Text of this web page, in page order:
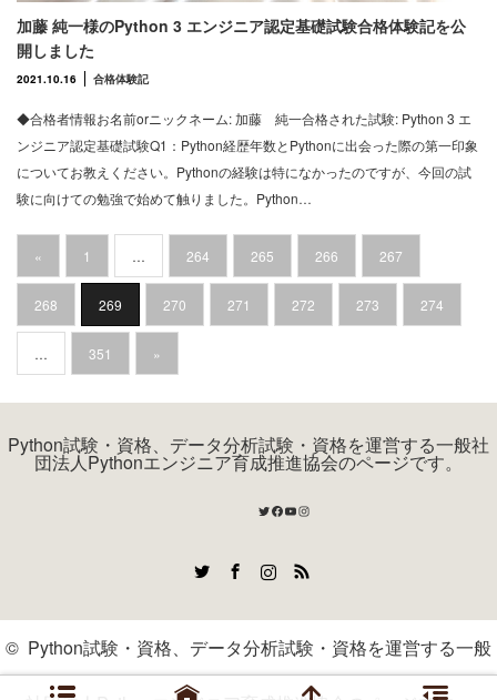
加藤 純一様のPython 3 エンジニア認定基礎試験合格体験記を公
開しました
2021.10.16 合格体験記
◆合格者情報お名前orニックネーム: 加藤 純一合格された試験: Python 3 エ
ンジニア認定基礎試験Q1：Python経歴年数とPythonに出会った際の第一印象
についてお教えください。Pythonの経験は特になかったのですが、今回の試
験に向けての勉強で始めて触りました。Python…
« 1 … 264 265 266 267
268 269 270 271 272 273 274
… 351 »
Python試験・資格、データ分析試験・資格を運営する一般社
団法人Pythonエンジニア育成推進協会のページです。
Twitter
Facebook
YouTube
Instagram
RSS
© Python試験・資格、データ分析試験・資格を運営する一般